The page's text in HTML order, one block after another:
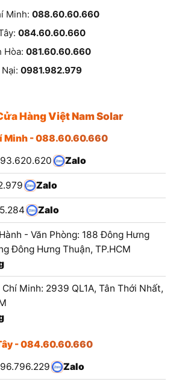
Minh: 088.60.60.660
084.60.60.660
Hòa: 081.60.60.660
0981.982.979
Hàng Việt Nam Solar
Minh - 088.60.60.660
Zalo
Zalo
Zalo
- Văn Phòng: 188 Đông Hưng
Đông Hưng Thuận, TP.HCM
Chí Minh: 2939 QL1A, Tân Thới Nhất,
- 084.60.60.660
Zalo